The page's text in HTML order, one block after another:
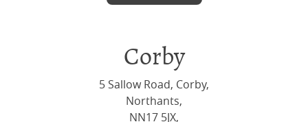
Corby
5 Sallow Road, Corby,
Northants,
NN17 5JX,